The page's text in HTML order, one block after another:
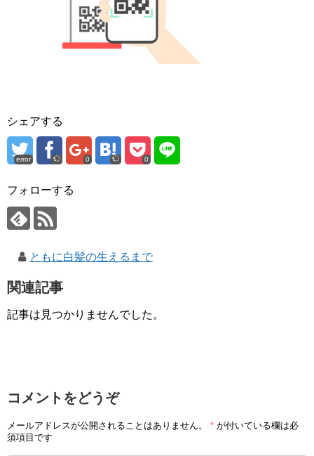
シェアする
error 0 0
フォローする
ともに白髪の生えるまで
関連記事
記事は見つかりませんでした。
コメントをどうぞ
メールアドレスが公開されることはありません。 * が付いている欄は必
須項目です